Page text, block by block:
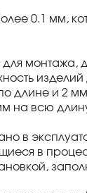
0.1 мм,
монтажа,
длине и 2
на всю
в
в